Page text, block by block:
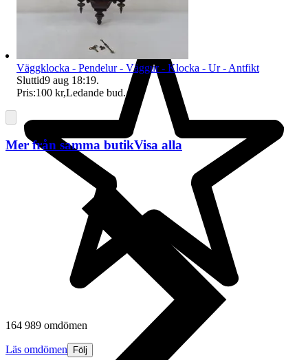
164 989 omdömen
Läs omdömen Följ
Väggklocka - Pendelur - Väggur - Klocka - Ur - Antfikt
Sluttid9 aug 18:19.
Pris:100 kr,Ledande bud.
Mer från samma butikVisa alla